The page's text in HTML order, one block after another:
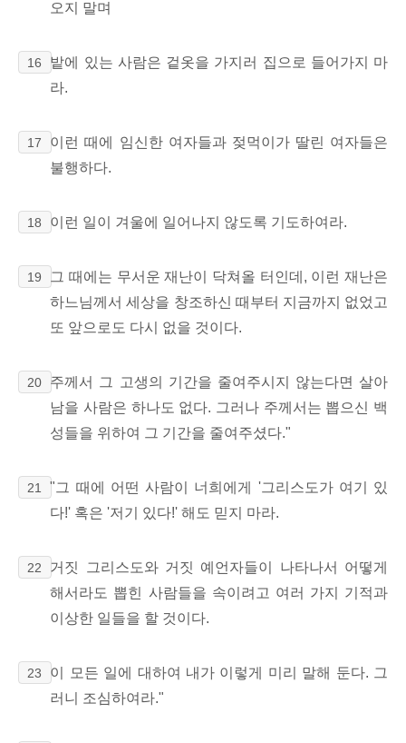
오지 말며
16
밭에 있는 사람은 겉옷을 가지러 집으로 들어가지 마
라.
17
이런 때에 임신한 여자들과 젖먹이가 딸린 여자들은
불행하다.
18 이런 일이 겨울에 일어나지 않도록 기도하여라.
19
그 때에는 무서운 재난이 닥쳐올 터인데, 이런 재난은
하느님께서 세상을 창조하신 때부터 지금까지 없었고
또 앞으로도 다시 없을 것이다.
20
주께서 그 고생의 기간을 줄여주시지 않는다면 살아
남을 사람은 하나도 없다. 그러나 주께서는 뽑으신 백
성들을 위하여 그 기간을 줄여주셨다."
21
"그 때에 어떤 사람이 너희에게 '그리스도가 여기 있
다!' 혹은 '저기 있다!' 해도 믿지 마라.
22
거짓 그리스도와 거짓 예언자들이 나타나서 어떻게
해서라도 뽑힌 사람들을 속이려고 여러 가지 기적과
이상한 일들을 할 것이다.
23
이 모든 일에 대하여 내가 이렇게 미리 말해 둔다. 그
러니 조심하여라."